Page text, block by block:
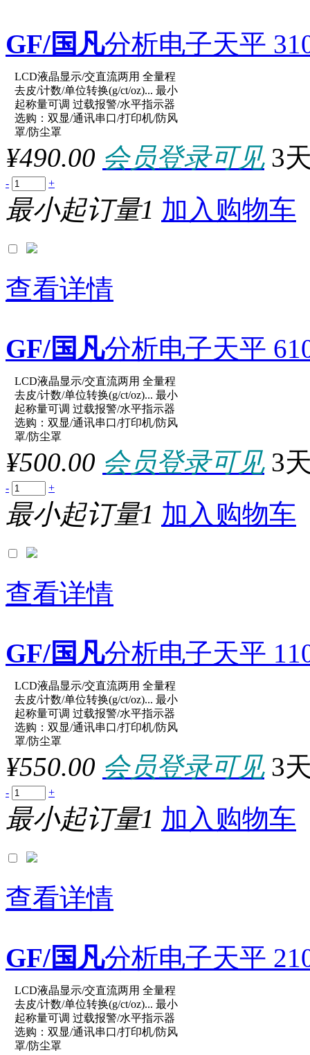
GF/国凡分析电子天平
原厂型号：XY3002C
参数：
LCD液晶显示/交直流两用 全量程
去皮/计数/单位转换(g/ct/oz)... 最小
起称量可调 过载报警/水平指示器
选购：双显/通讯串口/打印机/防风
罩/防尘罩
¥490.00 会员登录可见 3
- +
最小起订量1 加入购物车
查看详情
GF/国凡分析电子天平
原厂型号：XY6002C
参数：
LCD液晶显示/交直流两用 全量程
去皮/计数/单位转换(g/ct/oz)... 最小
起称量可调 过载报警/水平指示器
选购：双显/通讯串口/打印机/防风
罩/防尘罩
¥500.00 会员登录可见 3
- +
最小起订量1 加入购物车
查看详情
GF/国凡分析电子天平
原厂型号：XY10002C
参数：
LCD液晶显示/交直流两用 全量程
去皮/计数/单位转换(g/ct/oz)... 最小
起称量可调 过载报警/水平指示器
选购：双显/通讯串口/打印机/防风
罩/防尘罩
¥550.00 会员登录可见 3
- +
最小起订量1 加入购物车
查看详情
GF/国凡分析电子天平
原厂型号：XY20002C
LCD液晶显示/交直流两用 全量程
去皮/计数/单位转换(g/ct/oz)... 最小
起称量可调 过载报警/水平指示器
选购：双显/通讯串口/打印机/防风
罩/防尘罩